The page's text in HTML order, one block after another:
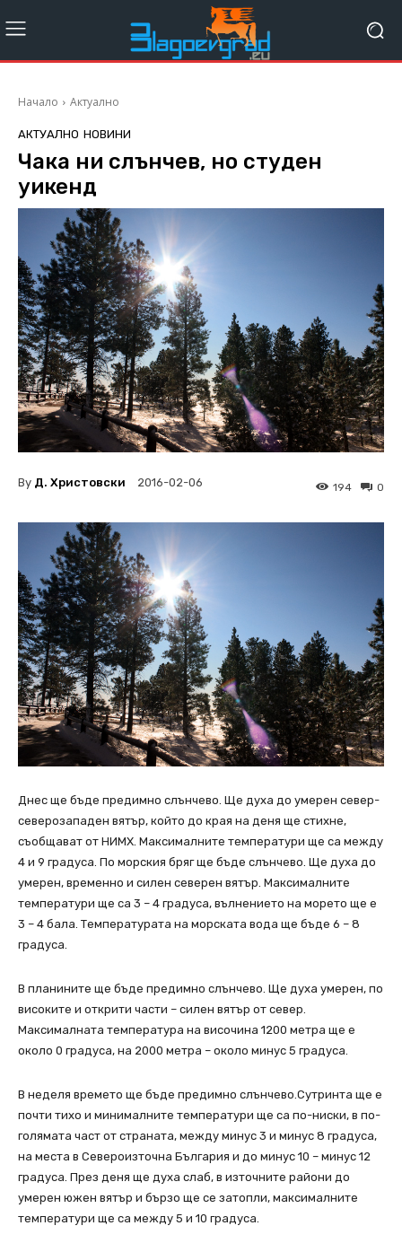
Начало Актуално
АКТУАЛНО НОВИНИ
Чака ни слънчев, но студен
уикенд
By Д. Христовски 2016-02-06 0
194
Днес ще бъде предимно слънчево. Ще духа до умерен север-
северозападен вятър, който до края на деня ще стихне,
съобщават от НИМХ. Максималните температури ще са между
4 и 9 градуса. По морския бряг ще бъде слънчево. Ще духа до
умерен, временно и силен северен вятър. Максималните
температури ще са 3 – 4 градуса, вълнението на морето ще е
3 – 4 бала. Температурата на морската вода ще бъде 6 – 8
градуса.
В планините ще бъде предимно слънчево. Ще духа умерен, по
високите и открити части – силен вятър от север.
Максималната температура на височина 1200 метра ще е
около 0 градуса, на 2000 метра – около минус 5 градуса.
В неделя времето ще бъде предимно слънчево.Сутринта ще е
почти тихо и минималните температури ще са по-ниски, в по-
голямата част от страната, между минус 3 и минус 8 градуса,
на места в Североизточна България и до минус 10 – минус 12
градуса. През деня ще духа слаб, в източните райони до
умерен южен вятър и бързо ще се затопли, максималните
температури ще са между 5 и 10 градуса.